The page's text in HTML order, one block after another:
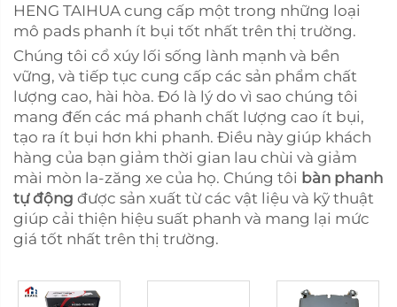
HENG TAIHUA cung cấp một trong những loại
mô pads phanh ít bụi tốt nhất trên thị trường.
Chúng tôi cổ xúy lối sống lành mạnh và bền
vững, và tiếp tục cung cấp các sản phẩm chất
lượng cao, hài hòa. Đó là lý do vì sao chúng tôi
mang đến các má phanh chất lượng cao ít bụi,
tạo ra ít bụi hơn khi phanh. Điều này giúp khách
hàng của bạn giảm thời gian lau chùi và giảm
mài mòn la-zăng xe của họ. Chúng tôi bàn phanh
tự động được sản xuất từ các vật liệu và kỹ thuật
giúp cải thiện hiệu suất phanh và mang lại mức
giá tốt nhất trên thị trường.